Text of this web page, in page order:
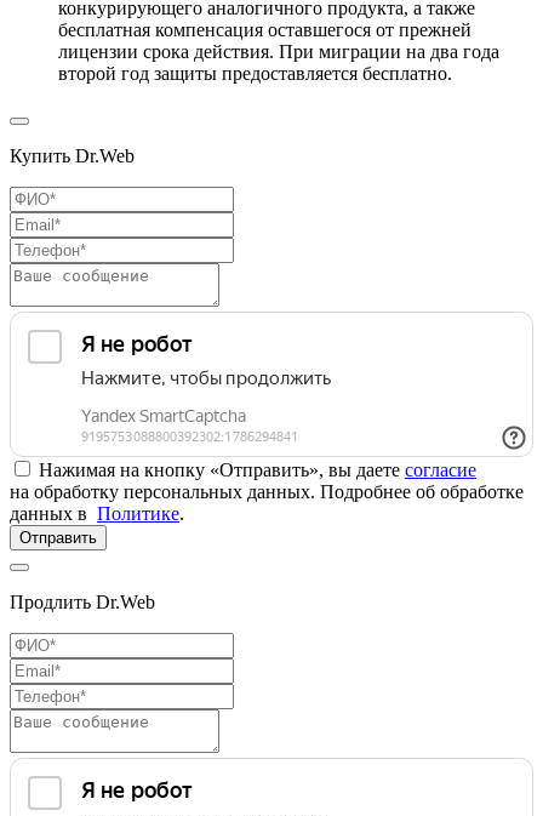
конкурирующего аналогичного продукта, а также
бесплатная компенсация оставшегося от прежней
лицензии срока действия. При миграции на два года
второй год защиты предоставляется бесплатно.
Купить Dr.Web
Нажимая на кнопку «Отправить», вы даете согласие
на обработку персональных данных. Подробнее об обработке
данных в Политике.
Отправить
Продлить Dr.Web